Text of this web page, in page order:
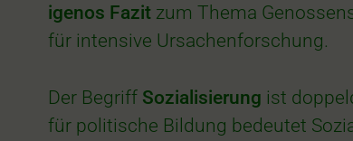
igenos Fazitzum Thema
für intensive Ursachenforschung.
Der Begriff Sozialisierung ist
für politische Bildung bedeutet